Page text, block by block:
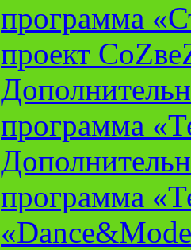
программа
проект
программа
программа